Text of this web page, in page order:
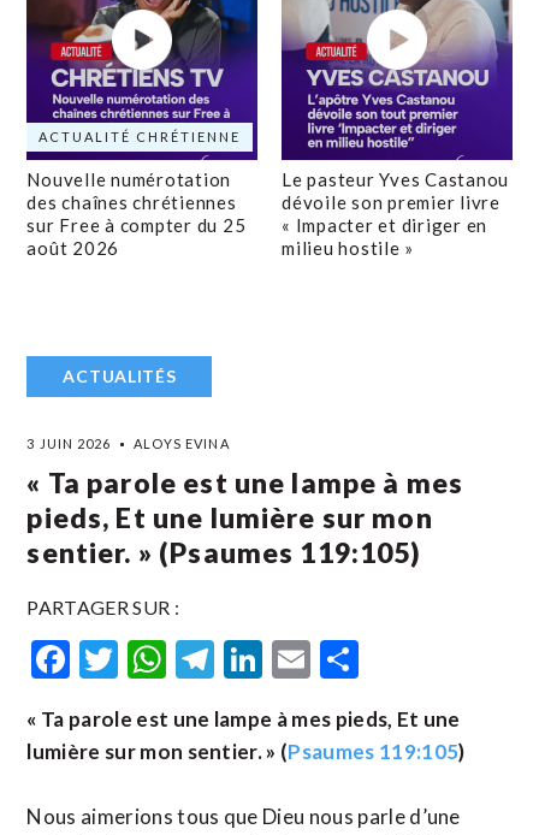
ACTUALITÉ CHRÉTIENNE
Nouvelle numérotation
des chaînes chrétiennes
sur Free à compter du 25
août 2026
Le pasteur Yves Castanou
dévoile son premier livre
« Impacter et diriger en
milieu hostile »
ACTUALITÉS
3 JUIN 2026 ALOYS EVINA
« Ta parole est une lampe à mes
pieds, Et une lumière sur mon
sentier. » (Psaumes 119:105)
PARTAGER SUR :
Facebook
Twitter
WhatsApp
Telegram
LinkedIn
Email
« Ta parole est une lampe à mes pieds, Et une
lumière sur mon sentier. » (Psaumes 119:105)
Nous aimerions tous que Dieu nous parle d’une